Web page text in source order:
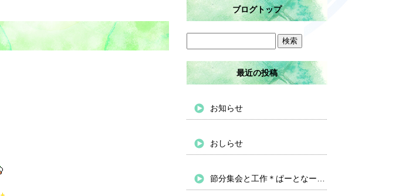
ブログトップ
最近の投稿
お知らせ
おしらせ